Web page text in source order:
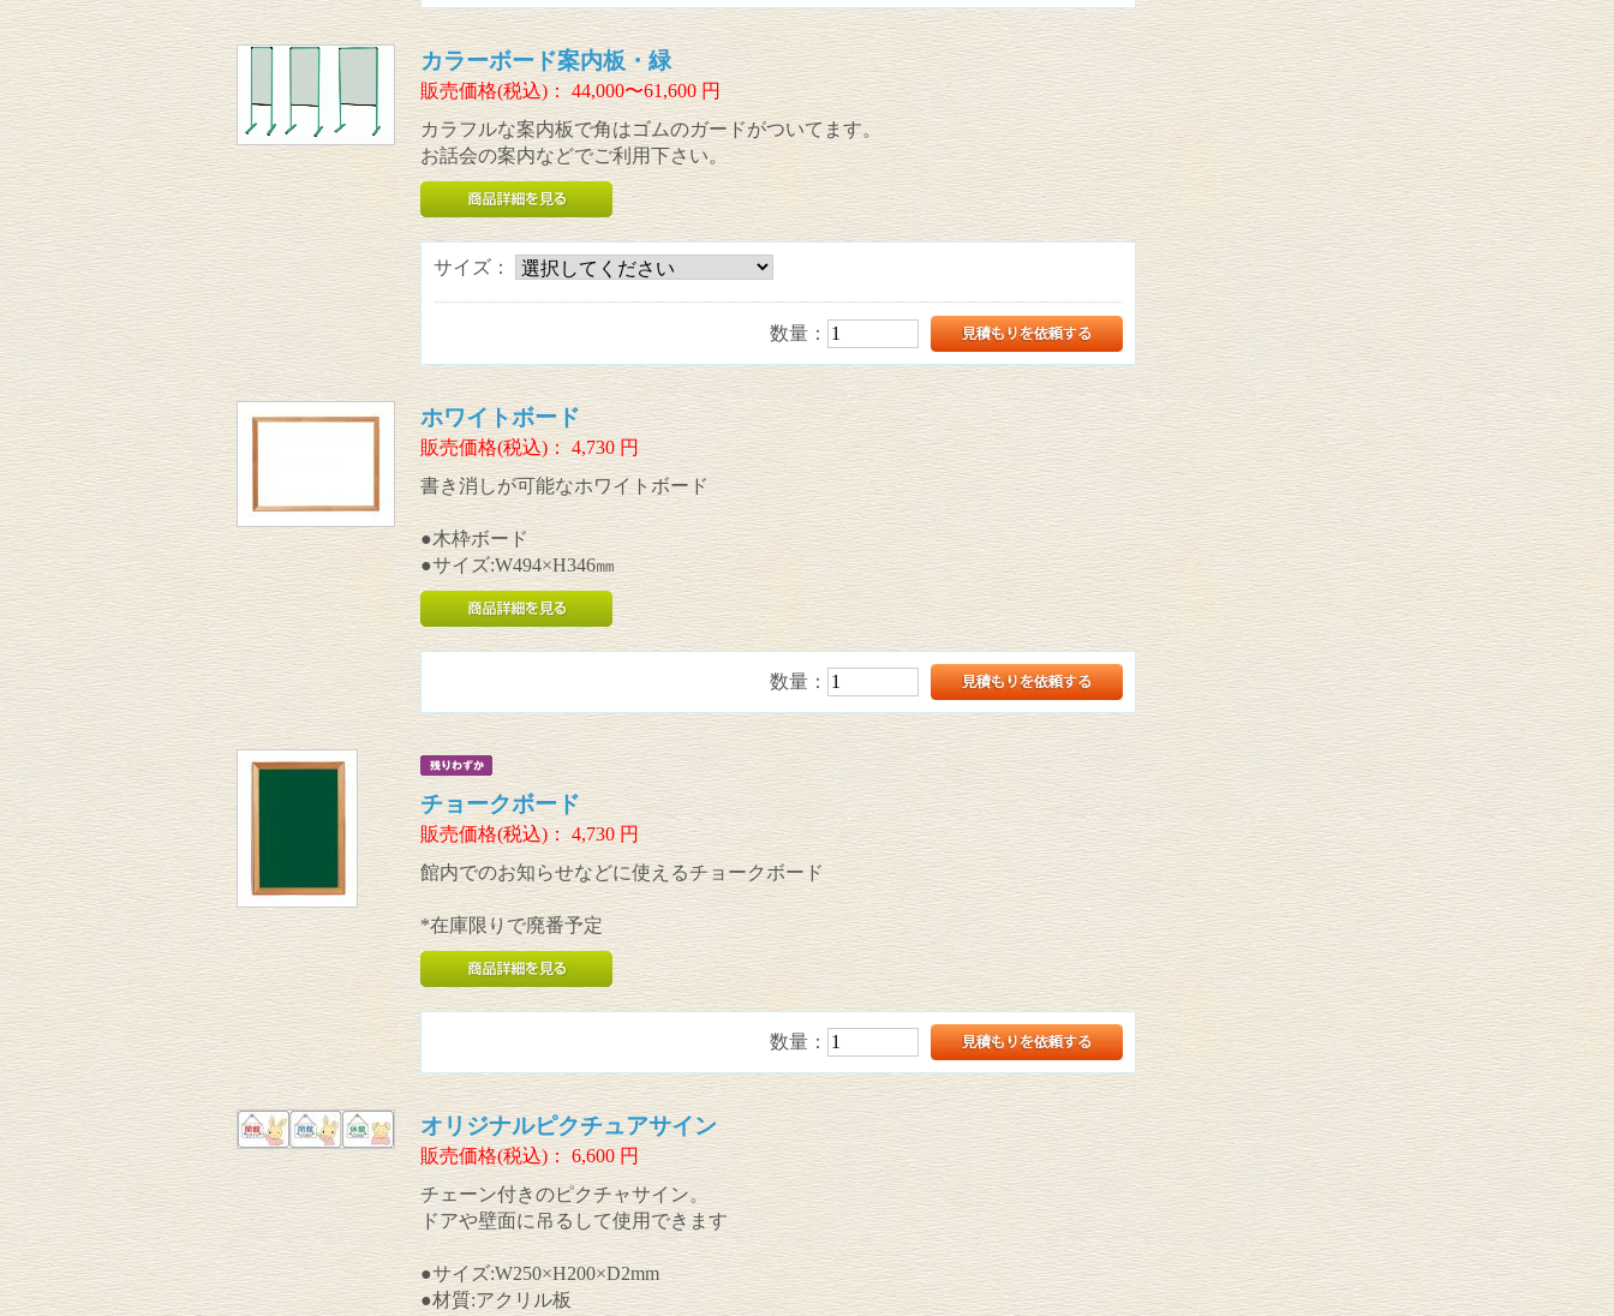
カラーボード案内板・緑
販売価格(税込)： 44,000〜61,600円
カラフルな案内板で角はゴムのガードがついてます。
お話会の案内などでご利用下さい。
サイズ：
数量：
ホワイトボード
販売価格(税込)： 4,730円
書き消しが可能なホワイトボード
●木枠ボード
●サイズ:W494×H346㎜
数量：
チョークボード
販売価格(税込)： 4,730円
館内でのお知らせなどに使えるチョークボード
*在庫限りで廃番予定
数量：
オリジナルピクチュアサイン
販売価格(税込)： 6,600円
チェーン付きのピクチャサイン。
ドアや壁面に吊るして使用できます
●サイズ:W250×H200×D2mm
●材質:アクリル板